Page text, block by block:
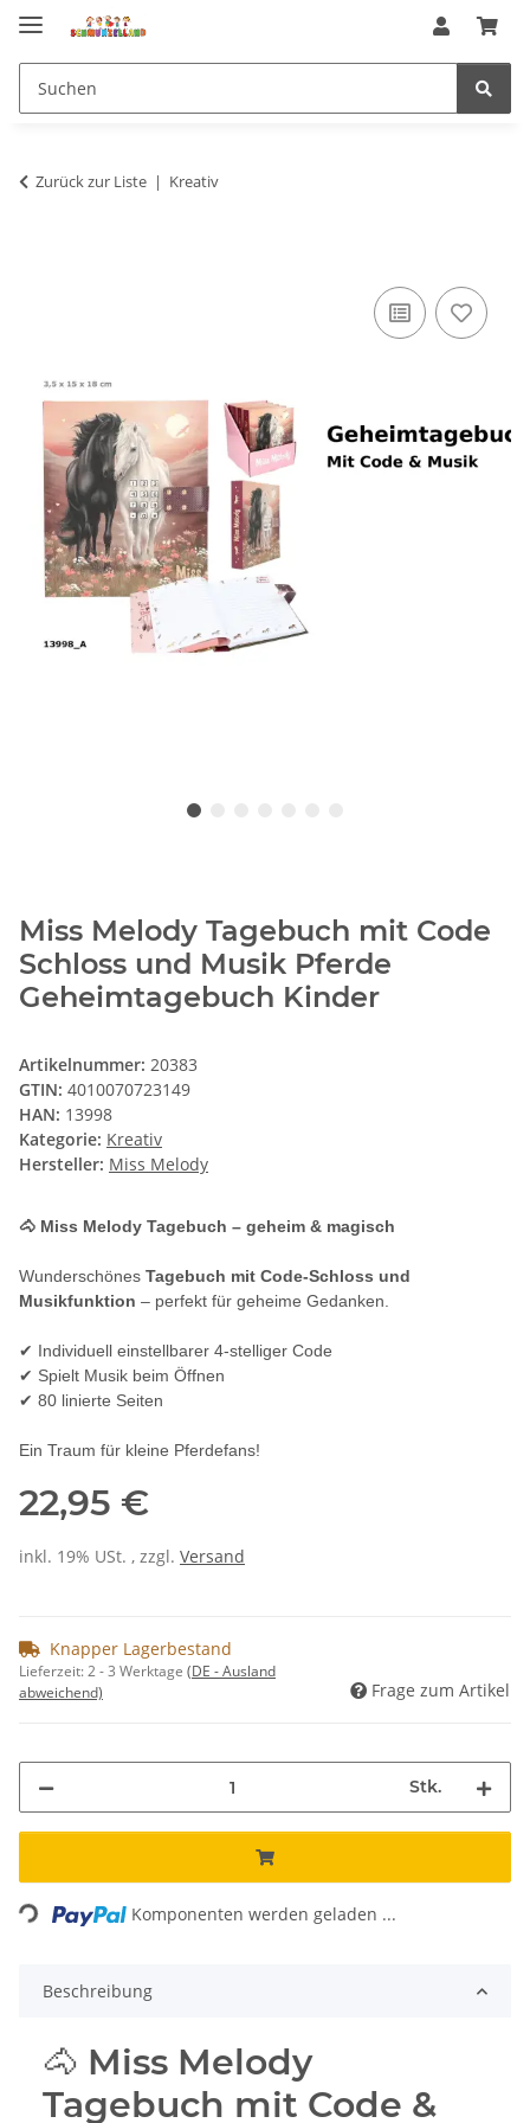
Zurück zur Liste Kreativ
Miss Melody Tagebuch mit Code
Schloss und Musik Pferde
Geheimtagebuch Kinder
Artikelnummer: 20383
GTIN: 4010070723149
HAN: 13998
Kategorie: Kreativ
Hersteller: Miss Melody
🐴 Miss Melody Tagebuch – geheim & magisch
Wunderschönes Tagebuch mit Code-Schloss und
Musikfunktion – perfekt für geheime Gedanken.
✔ Individuell einstellbarer 4-stelliger Code
✔ Spielt Musik beim Öffnen
✔ 80 linierte Seiten
Ein Traum für kleine Pferdefans!
22,95 €
inkl. 19% USt. , zzgl. Versand
Knapper Lagerbestand
Lieferzeit:2 - 3 Werktage (DE - Ausland
abweichend)
Frage zum Artikel
Stk.
Loading... Komponenten werden geladen ...
Beschreibung
🐴 Miss Melody
Tagebuch mit Code &